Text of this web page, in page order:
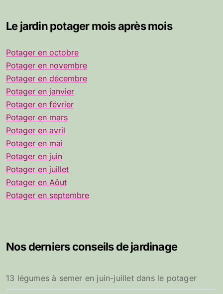
Le jardin potager mois après mois
Potager en octobre
Potager en novembre
Potager en décembre
Potager en janvier
Potager en février
Potager en mars
Potager en avril
Potager en mai
Potager en juin
Potager en juillet
Potager en Aôut
Potager en septembre
Nos derniers conseils de jardinage
13 légumes à semer en juin-juillet dans le potager